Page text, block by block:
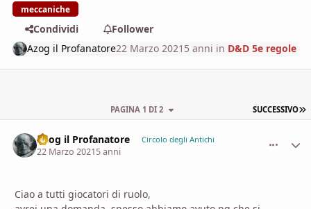
meccaniche
Condividi
Follower
Azog il Profanatore22 Marzo 2021 5 anni in D&D 5e regole
SUCCESSIVO
PAGINA 1 DI 2
Azog il Profanatore Circolo degli Antichi
22 Marzo 20215 anni
Ciao a tutti giocatori di ruolo,